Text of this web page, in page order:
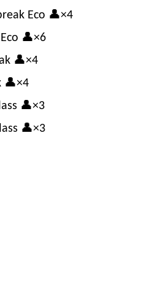
Eco 👤×4
👤×6
👤×4
👤×4
👤×3
👤×3